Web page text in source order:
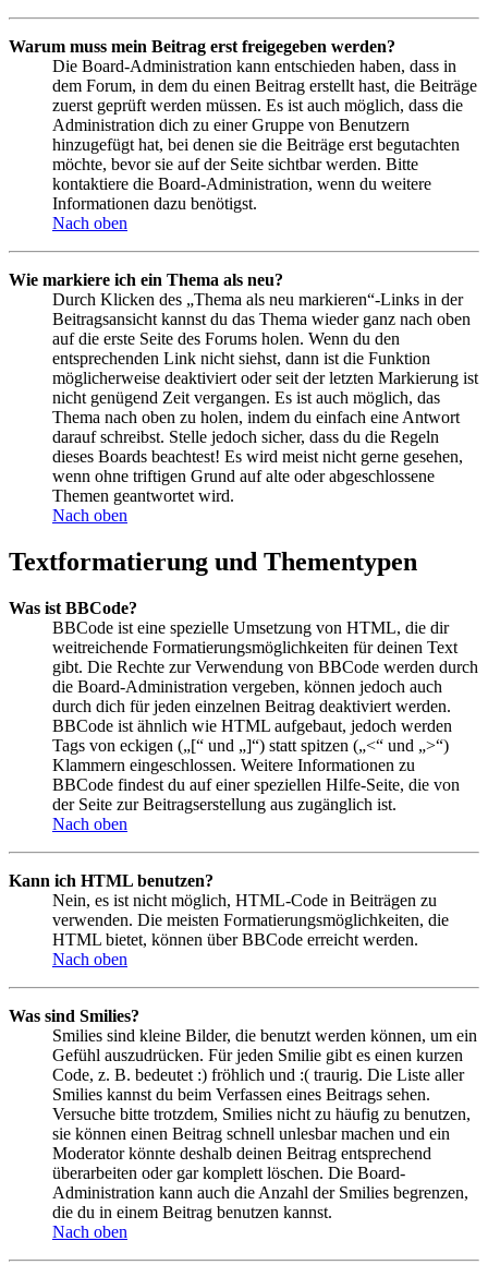
Warum muss mein Beitrag erst freigegeben werden?
Die Board-Administration kann entschieden haben, dass in
dem Forum, in dem du einen Beitrag erstellt hast, die Beiträge
zuerst geprüft werden müssen. Es ist auch möglich, dass die
Administration dich zu einer Gruppe von Benutzern
hinzugefügt hat, bei denen sie die Beiträge erst begutachten
möchte, bevor sie auf der Seite sichtbar werden. Bitte
kontaktiere die Board-Administration, wenn du weitere
Informationen dazu benötigst.
Nach oben
Wie markiere ich ein Thema als neu?
Durch Klicken des „Thema als neu markieren“-Links in der
Beitragsansicht kannst du das Thema wieder ganz nach oben
auf die erste Seite des Forums holen. Wenn du den
entsprechenden Link nicht siehst, dann ist die Funktion
möglicherweise deaktiviert oder seit der letzten Markierung ist
nicht genügend Zeit vergangen. Es ist auch möglich, das
Thema nach oben zu holen, indem du einfach eine Antwort
darauf schreibst. Stelle jedoch sicher, dass du die Regeln
dieses Boards beachtest! Es wird meist nicht gerne gesehen,
wenn ohne triftigen Grund auf alte oder abgeschlossene
Themen geantwortet wird.
Nach oben
Textformatierung und Thementypen
Was ist BBCode?
BBCode ist eine spezielle Umsetzung von HTML, die dir
weitreichende Formatierungsmöglichkeiten für deinen Text
gibt. Die Rechte zur Verwendung von BBCode werden durch
die Board-Administration vergeben, können jedoch auch
durch dich für jeden einzelnen Beitrag deaktiviert werden.
BBCode ist ähnlich wie HTML aufgebaut, jedoch werden
Tags von eckigen („[“ und „]“) statt spitzen („<“ und „>“)
Klammern eingeschlossen. Weitere Informationen zu
BBCode findest du auf einer speziellen Hilfe-Seite, die von
der Seite zur Beitragserstellung aus zugänglich ist.
Nach oben
Kann ich HTML benutzen?
Nein, es ist nicht möglich, HTML-Code in Beiträgen zu
verwenden. Die meisten Formatierungsmöglichkeiten, die
HTML bietet, können über BBCode erreicht werden.
Nach oben
Was sind Smilies?
Smilies sind kleine Bilder, die benutzt werden können, um ein
Gefühl auszudrücken. Für jeden Smilie gibt es einen kurzen
Code, z. B. bedeutet :) fröhlich und :( traurig. Die Liste aller
Smilies kannst du beim Verfassen eines Beitrags sehen.
Versuche bitte trotzdem, Smilies nicht zu häufig zu benutzen,
sie können einen Beitrag schnell unlesbar machen und ein
Moderator könnte deshalb deinen Beitrag entsprechend
überarbeiten oder gar komplett löschen. Die Board-
Administration kann auch die Anzahl der Smilies begrenzen,
die du in einem Beitrag benutzen kannst.
Nach oben